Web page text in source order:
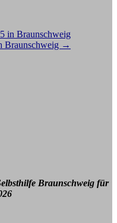
in Braunschweig
Braunschweig →
Braunschweig für